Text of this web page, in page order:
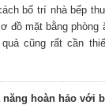
bố trí nhà bếp
đồ mặt bằng phòng
cũng rất cần
hoàn hảo với